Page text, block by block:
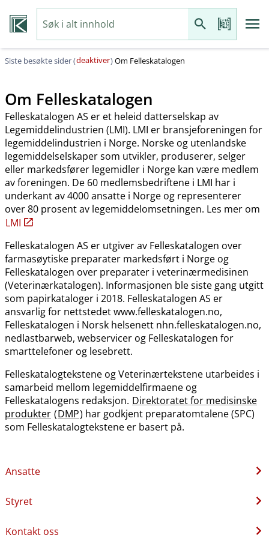
Siste besøkte sider (deaktiver)Om Felleskatalogen
Om Felleskatalogen
Felleskatalogen AS er et heleid datterselskap av
Legemiddelindustrien (LMI). LMI er bransjeforeningen for
legemiddelindustrien i Norge. Norske og utenlandske
legemiddelselskaper som utvikler, produserer, selger
eller markedsfører legemidler i Norge kan være medlem
av foreningen. De 60 medlemsbedriftene i LMI har i
underkant av 4000 ansatte i Norge og representerer
over 80 prosent av legemiddelomsetningen. Les mer om
LMI
Felleskatalogen AS er utgiver av Felleskatalogen over
farmasøytiske preparater markedsført i Norge og
Felleskatalogen over preparater i veterinærmedisinen
(Veterinærkatalogen). Informasjonen ble siste gang utgitt
som papirkataloger i 2018. Felleskatalogen AS er
ansvarlig for nettstedet www.felleskatalogen.no,
Felleskatalogen i Norsk helsenett nhn.felleskatalogen.no,
nedlastbarweb, webservicer og Felleskatalogen for
smarttelefoner og lesebrett.
Felleskatalogtekstene og Veterinærtekstene utarbeides i
samarbeid mellom legemiddelfirmaene og
Felleskatalogens redaksjon. Direktoratet for medisinske
produkter (DMP) har godkjent preparatomtalene (SPC)
som Felleskatalogtekstene er basert på.
Ansatte
Styret
Kontakt oss